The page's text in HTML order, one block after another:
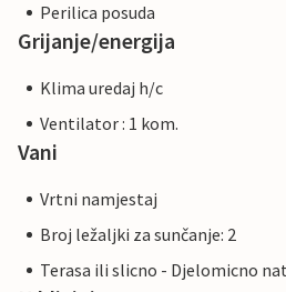
Perilica posuda
Grijanje/energija
Klima uredaj h/c
Ventilator : 1 kom.
Vani
Vrtni namjestaj
Broj ležaljki za sunčanje: 2
Terasa ili slicno - Djelomicno